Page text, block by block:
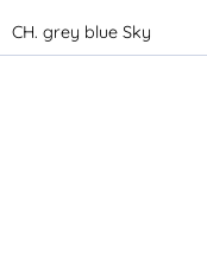
CH. grey blue Sky